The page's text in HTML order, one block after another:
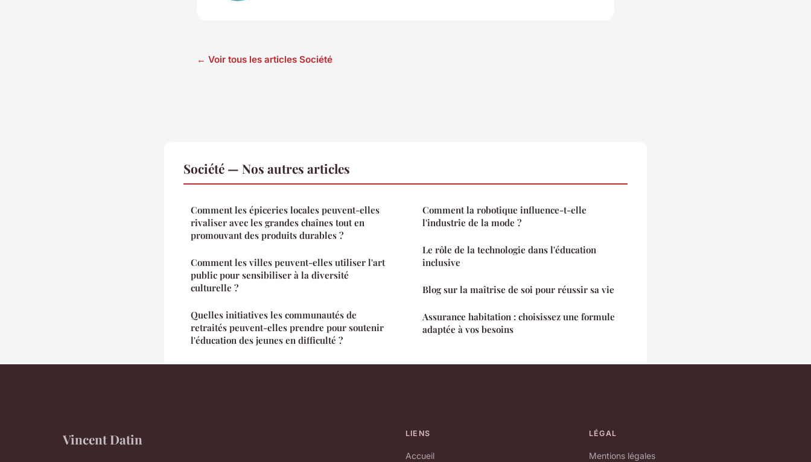
← Voir tous les articles Société
Société — Nos autres articles
Comment les épiceries locales peuvent-elles
rivaliser avec les grandes chaînes tout en
promouvant des produits durables ?
Comment les villes peuvent-elles utiliser l'art
public pour sensibiliser à la diversité
culturelle ?
Quelles initiatives les communautés de
retraités peuvent-elles prendre pour soutenir
l'éducation des jeunes en difficulté ?
Comment la robotique influence-t-elle
l'industrie de la mode ?
Le rôle de la technologie dans l'éducation
inclusive
Blog sur la maîtrise de soi pour réussir sa vie
Assurance habitation : choisissez une formule
adaptée à vos besoins
Vincent Datin LIENS
Accueil
LÉGAL
Mentions légales